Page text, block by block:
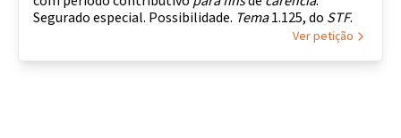
Segurado especial. Possibilidade. Tema1.125, do STF.
Ver petição